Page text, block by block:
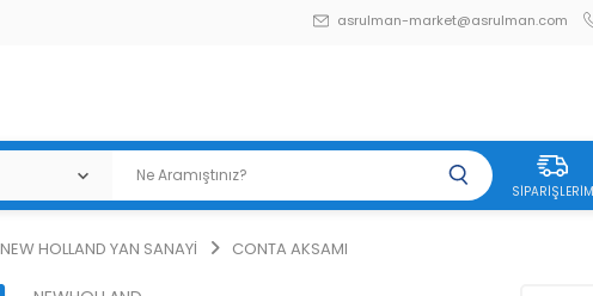
asrulman-market@asrulman.com
SIPARIŞLERIM
NEW HOLLAND YAN SANAYİ CONTA AKSAMI